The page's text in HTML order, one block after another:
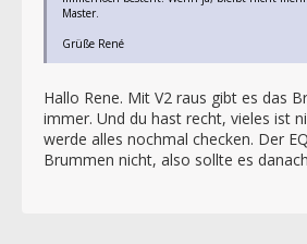
Master.
Grüße René
Hallo Rene. Mit V2 raus gibt es das
immer. Und du hast recht, vieles ist
werde alles nochmal checken. Der
Brummen nicht, also sollte es